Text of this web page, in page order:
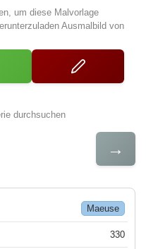
um diese Malvorlage
Ausmalbild von
durchsuchen
→
Maeuse
330